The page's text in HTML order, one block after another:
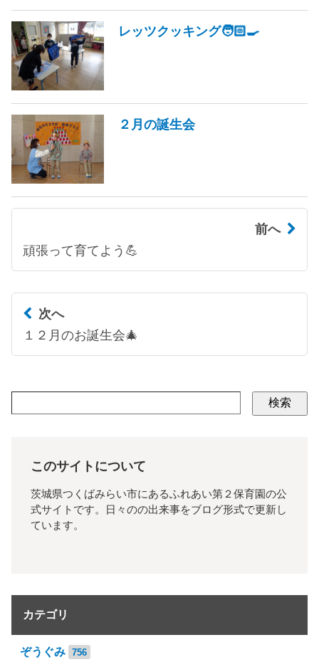
レッツクッキング🧑🏻‍🍳
２月の誕生会
前へ
頑張って育てよう💪
次へ
１２月のお誕生会🎄
検索
このサイトについて
茨城県つくばみらい市にあるふれあい第２保育園の公
式サイトです。日々のの出来事をブログ形式で更新し
ています。
カテゴリ
ぞうぐみ 756